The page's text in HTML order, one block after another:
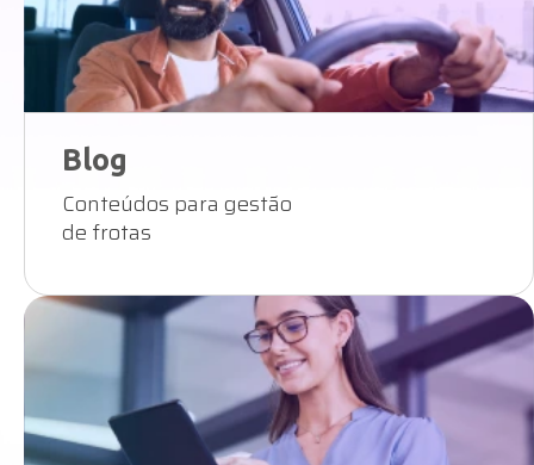
Blog
Conteúdos para gestão
de frotas